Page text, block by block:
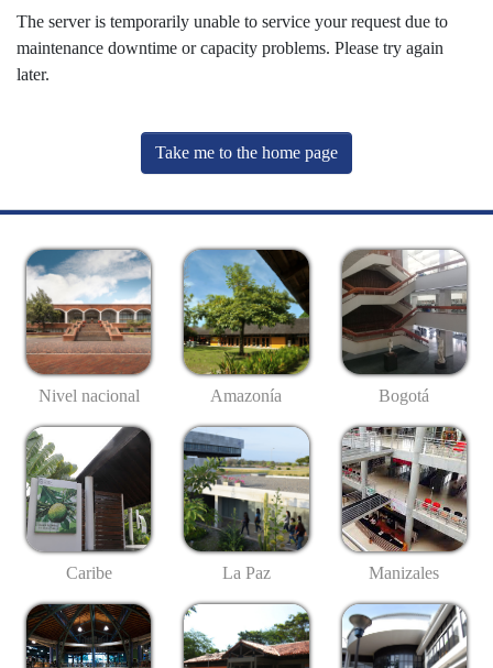
The server is temporarily unable to service your request due to
maintenance downtime or capacity problems. Please try again
later.
Take me to the home page
Nivel nacional Amazonía Bogotá
Caribe La Paz Manizales